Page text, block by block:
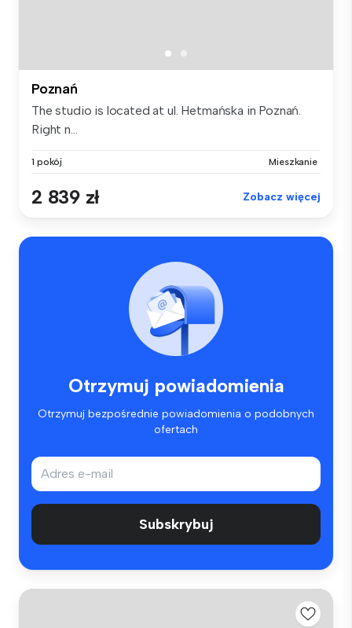
Poznań
The studio is located at ul. Hetmańska in Poznań.
Right n...
1 pokój Mieszkanie
2 839 zł Zobacz więcej
Otrzymuj powiadomienia
Otrzymuj bezpośrednie powiadomienia o podobnych
ofertach
Subskrybuj